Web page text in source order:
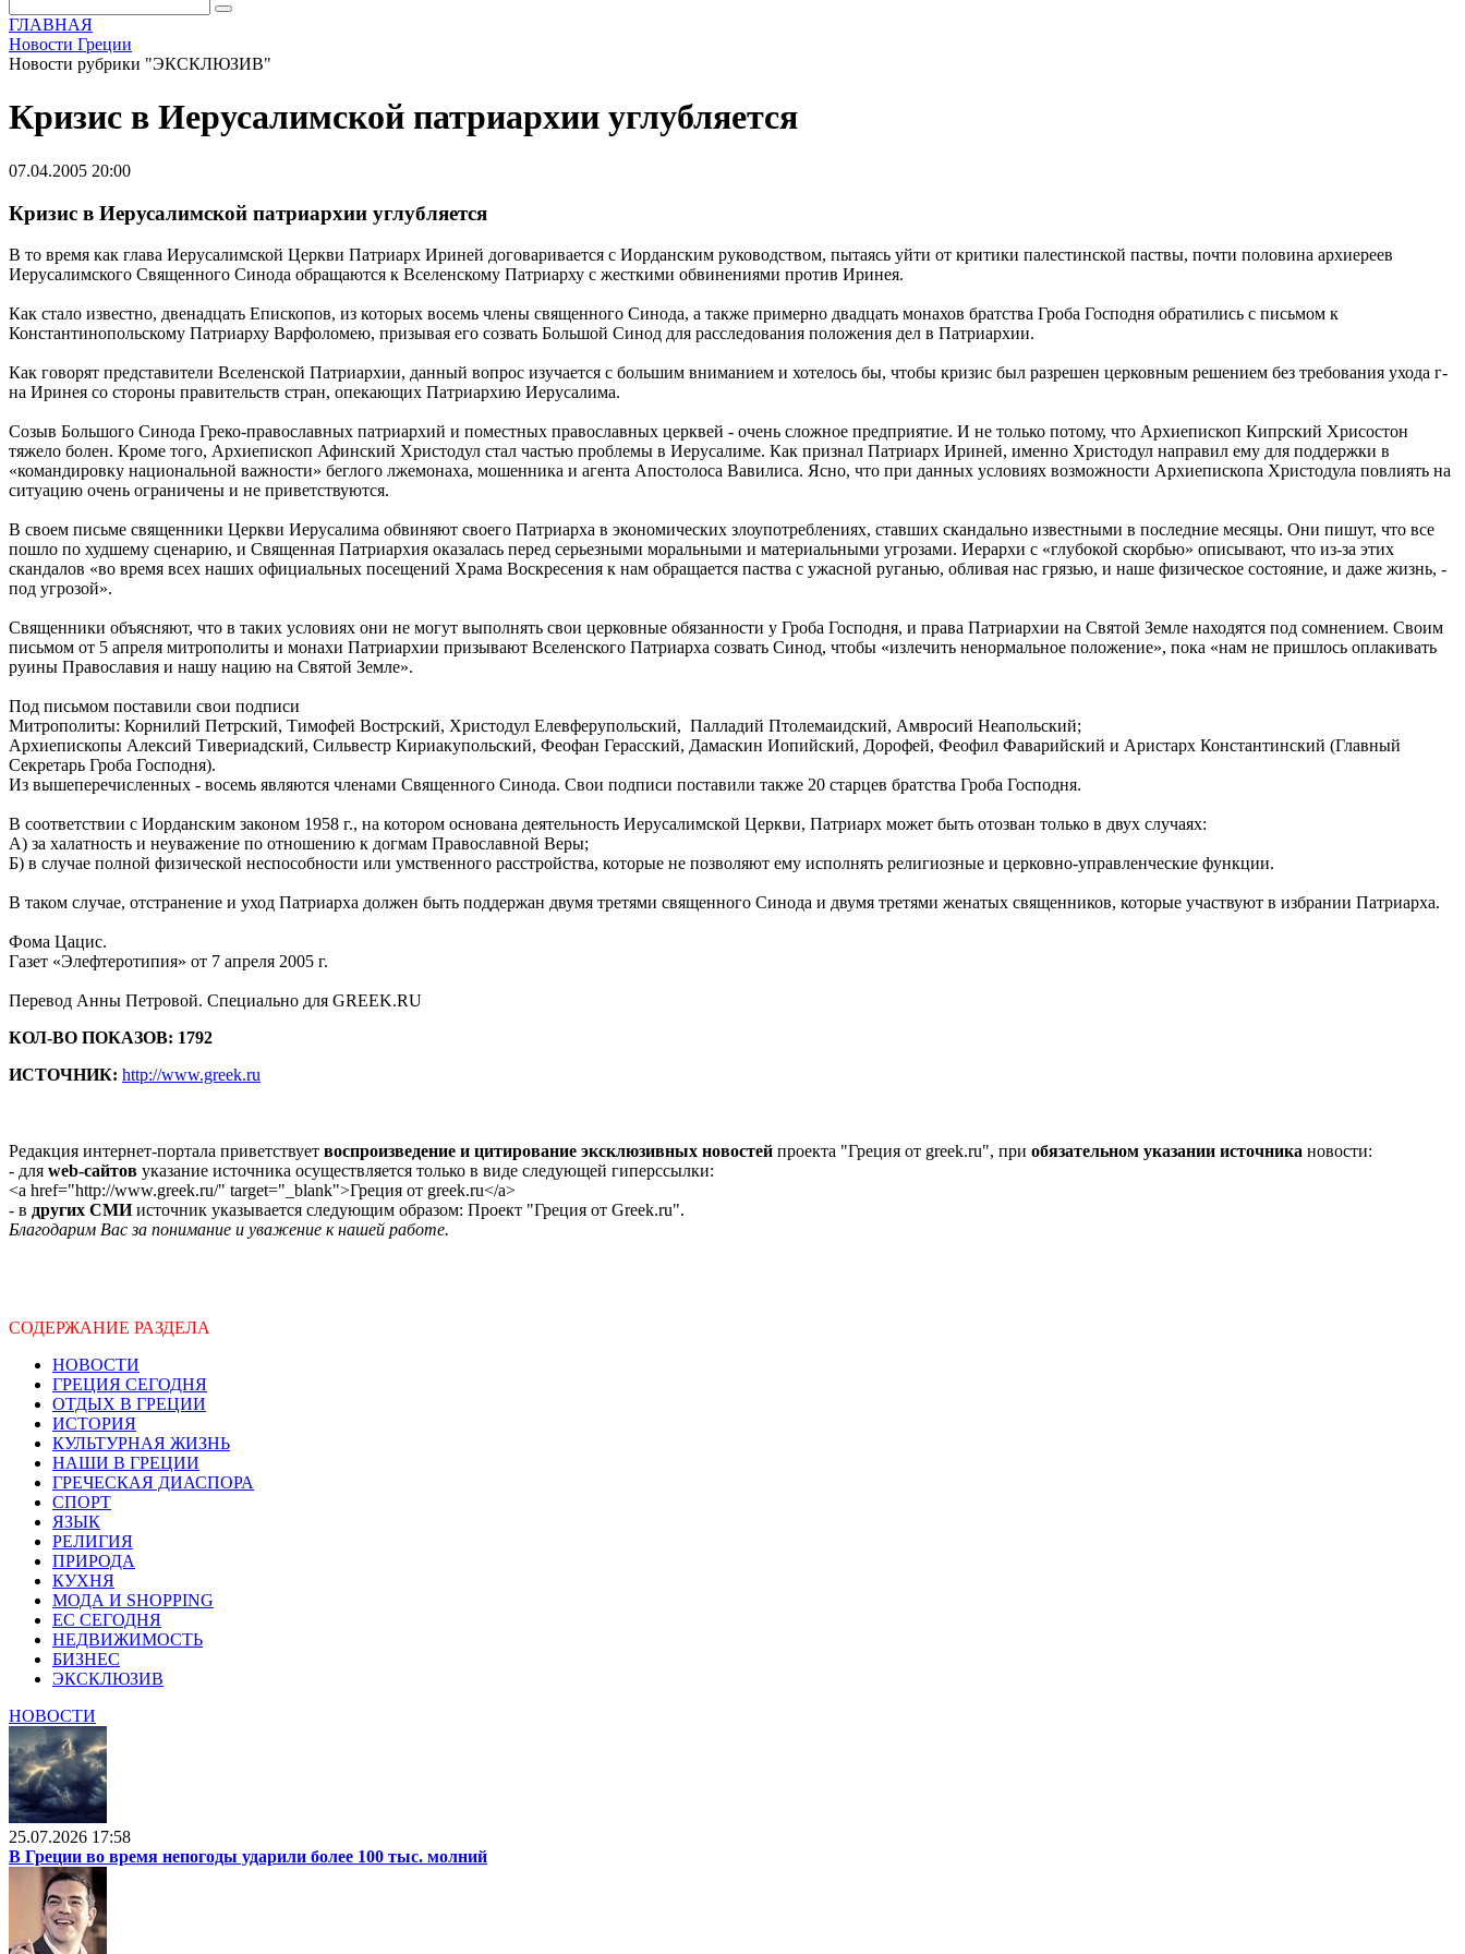
ГЛАВНАЯ
Новости Греции
Новости рубрики "ЭКСКЛЮЗИВ"
Кризис в Иерусалимской патриархии углубляется
07.04.2005 20:00
Кризис в Иерусалимской патриархии углубляется
В то время как глава Иерусалимской Церкви Патриарх Ириней договаривается с Иорданским руководством, пытаясь уйти от критики палестинской паствы, почти половина архиереев
Иерусалимского Священного Синода обращаются к Вселенскому Патриарху с жесткими обвинениями против Иринея.
Как стало известно, двенадцать Епископов, из которых восемь члены священного Синода, а также примерно двадцать монахов братства Гроба Господня обратились с письмом к
Константинопольскому Патриарху Варфоломею, призывая его созвать Большой Синод для расследования положения дел в Патриархии.
Как говорят представители Вселенской Патриархии, данный вопрос изучается с большим вниманием и хотелось бы, чтобы кризис был разрешен церковным решением без требования ухода г-
на Иринея со стороны правительств стран, опекающих Патриархию Иерусалима.
Созыв Большого Синода Греко-православных патриархий и поместных православных церквей - очень сложное предприятие. И не только потому, что Архиепископ Кипрский Хрисостон
тяжело болен. Кроме того, Архиепископ Афинский Христодул стал частью проблемы в Иерусалиме. Как признал Патриарх Ириней, именно Христодул направил ему для поддержки в
«командировку национальной важности» беглого лжемонаха, мошенника и агента Апостолоса Вавилиса. Ясно, что при данных условиях возможности Архиепископа Христодула повлиять на
ситуацию очень ограничены и не приветствуются.
В своем письме священники Церкви Иерусалима обвиняют своего Патриарха в экономических злоупотреблениях, ставших скандально известными в последние месяцы. Они пишут, что все
пошло по худшему сценарию, и Священная Патриархия оказалась перед серьезными моральными и материальными угрозами. Иерархи с «глубокой скорбью» описывают, что из-за этих
скандалов «во время всех наших официальных посещений Храма Воскресения к нам обращается паства с ужасной руганью, обливая нас грязью, и наше физическое состояние, и даже жизнь, -
под угрозой».
Священники объясняют, что в таких условиях они не могут выполнять свои церковные обязанности у Гроба Господня, и права Патриархии на Святой Земле находятся под сомнением. Своим
письмом от 5 апреля митрополиты и монахи Патриархии призывают Вселенского Патриарха созвать Синод, чтобы «излечить ненормальное положение», пока «нам не пришлось оплакивать
руины Православия и нашу нацию на Святой Земле».
Под письмом поставили свои подписи
Митрополиты: Корнилий Петрский, Тимофей Вострский, Христодул Елевферупольский, Палладий Птолемаидский, Амвросий Неапольский;
Архиепископы Алексий Тивериадский, Сильвестр Кириакупольский, Феофан Герасский, Дамаскин Иопийский, Дорофей, Феофил Фаварийский и Аристарх Константинский (Главный
Секретарь Гроба Господня).
Из вышеперечисленных - восемь являются членами Священного Синода. Свои подписи поставили также 20 старцев братства Гроба Господня.
В соответствии с Иорданским законом 1958 г., на котором основана деятельность Иерусалимской Церкви, Патриарх может быть отозван только в двух случаях:
А) за халатность и неуважение по отношению к догмам Православной Веры;
Б) в случае полной физической неспособности или умственного расстройства, которые не позволяют ему исполнять религиозные и церковно-управленческие функции.
В таком случае, отстранение и уход Патриарха должен быть поддержан двумя третями священного Синода и двумя третями женатых священников, которые участвуют в избрании Патриарха.
Фома Цацис.
Газет «Элефтеротипия» от 7 апреля 2005 г.
Перевод Анны Петровой. Специально для GREEK.RU
КОЛ-ВО ПОКАЗОВ: 1792
ИСТОЧНИК: http://www.greek.ru
Редакция интернет-портала приветствует воспроизведение и цитирование эксклюзивных новостей проекта "Греция от greek.ru", при обязательном указании источника новости:
- для web-сайтов указание источника осуществляется только в виде следующей гиперссылки:
<a href="http://www.greek.ru/" target="_blank">Греция от greek.ru</a>
- в других СМИисточник указывается следующим образом: Проект "Греция от Greek.ru".
Благодарим Вас за понимание и уважение к нашей работе.
СОДЕРЖАНИЕ РАЗДЕЛА
НОВОСТИ
ГРЕЦИЯ СЕГОДНЯ
ОТДЫХ В ГРЕЦИИ
ИСТОРИЯ
КУЛЬТУРНАЯ ЖИЗНЬ
НАШИ В ГРЕЦИИ
ГРЕЧЕСКАЯ ДИАСПОРА
СПОРТ
ЯЗЫК
РЕЛИГИЯ
ПРИРОДА
КУХНЯ
МОДА И SHOPPING
ЕС СЕГОДНЯ
НЕДВИЖИМОСТЬ
БИЗНЕС
ЭКСКЛЮЗИВ
НОВОСТИ
25.07.2026 17:58
В Греции во время непогоды ударили более 100 тыс. молний